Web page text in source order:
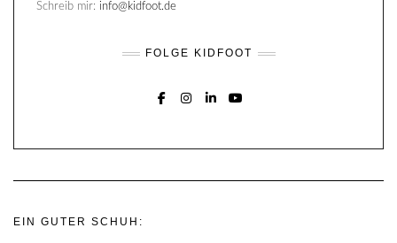
Schreib mir: info@kidfoot.de
FOLGE KIDFOOT
EIN GUTER SCHUH: